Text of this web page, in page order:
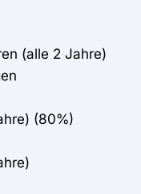
(alle 2 Jahre)
(80%)